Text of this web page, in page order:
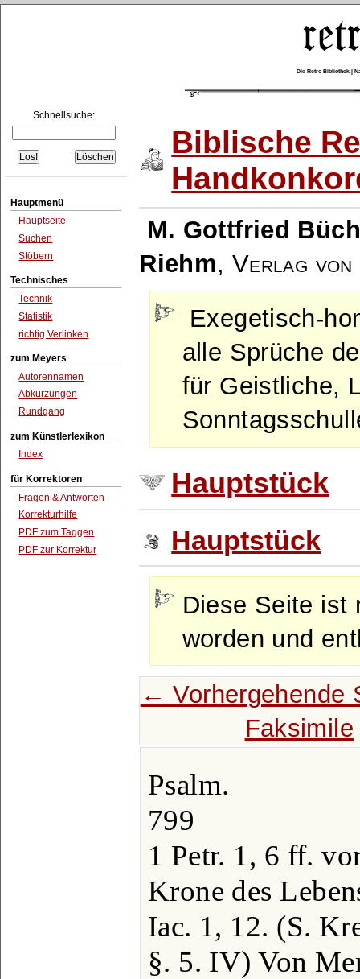
Die Retro-Bibliothek |
Schnellsuche:
Hauptmenü
Hauptseite
Suchen
Stöbern
Technisches
Technik
Statistik
richtig Verlinken
zum Meyers
Autorennamen
Abkürzungen
Rundgang
zum Künstlerlexikon
Index
für Korrektoren
Fragen & Antworten
Korrekturhilfe
PDF zum Taggen
PDF zur Korrektur
Biblische
M. Gottfried
Riehm, Verlag von
Exegetisch-
alle Sprüche
für Geistliche,
Hauptstück
Hauptstück
Diese Seite ist
worden und
← Vorhergehende
Faksimile
Psalm.
799
1 Petr. 1, 6 ff.
Krone des
Iac. 1, 12. (S.
§. 5. IV) Von